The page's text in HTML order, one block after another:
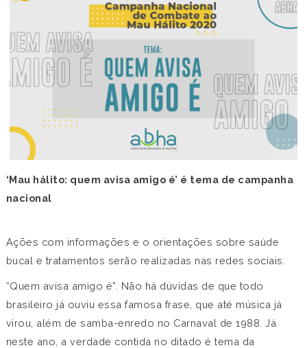
‘Mau hálito: quem avisa amigo é’ é tema de campanha
nacional
Ações com informações e o orientações sobre saúde
bucal e tratamentos serão realizadas nas redes sociais.
“Quem avisa amigo é”. Não há dúvidas de que todo
brasileiro já ouviu essa famosa frase, que até música já
virou, além de samba-enredo no Carnaval de 1988. Já
neste ano, a verdade contida no ditado é tema da